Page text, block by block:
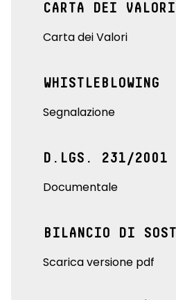
CARTA DEI VALORI
Carta dei Valori
WHISTLEBLOWING
Segnalazione
D.LGS. 231/2001
Documentale
BILANCIO DI
Scarica versione pdf